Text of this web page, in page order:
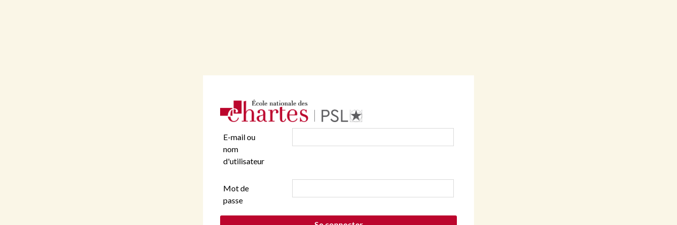
E-mail ou
nom
d'utilisateur
Mot de
passe